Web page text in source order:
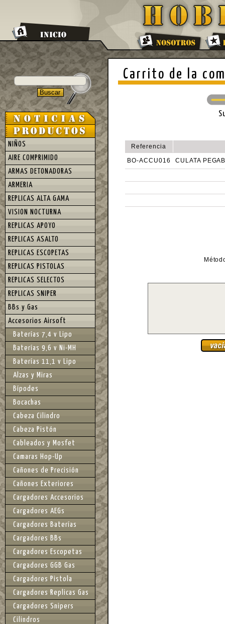
Carrito de la
Referencia
BO-ACCU016
CULATA
NIÑOS
AIRE COMPRIMIDO
ARMAS DETONADORAS
ARMERIA
REPLICAS ALTA GAMA
VISION NOCTURNA
REPLICAS APOYO
REPLICAS ASALTO
REPLICAS ESCOPETAS
REPLICAS PISTOLAS
REPLICAS SELECTOS
REPLICAS SNIPER
BBs y Gas
Accesorios Airsoft
Baterías 7,4 v Lipo
Baterías 9,6 v Ni-MH
Baterías 11,1 v Lipo
Alzas y Miras
Bípodes
Bocachas
Cabeza Cilindro
Cabeza Pistón
Cableados y Mosfet
Camaras Hop-Up
Cañones de Precisión
Cañones Exteriores
Cargadores Accesorios
Cargadores AEGs
Cargadores Baterías
Cargadores BBs
Cargadores Escopetas
Cargadores GGB Gas
Cargadores Pistola
Cargadores Replicas Gas
Cargadores Snipers
Cilindros